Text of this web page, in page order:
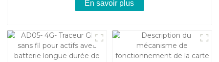
En savoir plus